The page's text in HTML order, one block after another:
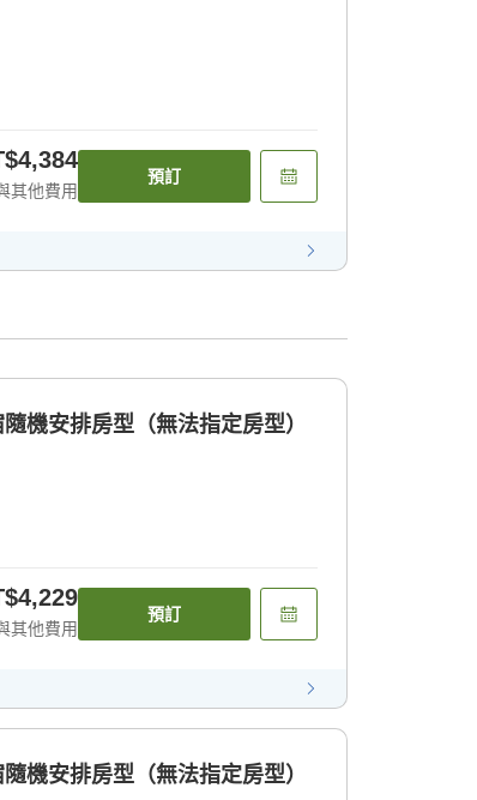
其他費用
預訂
機安排房型（無法指定房型）
其他費用
預訂
機安排房型（無法指定房型）